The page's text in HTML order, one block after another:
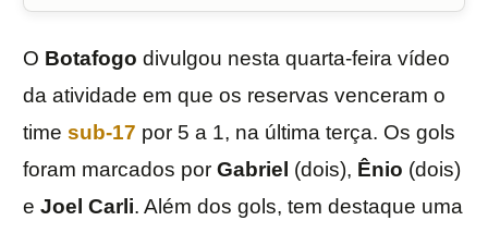
O Botafogo divulgou nesta quarta-feira vídeo
da atividade em que os reservas venceram o
time sub-17 por 5 a 1, na última terça. Os gols
foram marcados por Gabriel (dois), Ênio (dois)
e Joel Carli. Além dos gols, tem destaque uma